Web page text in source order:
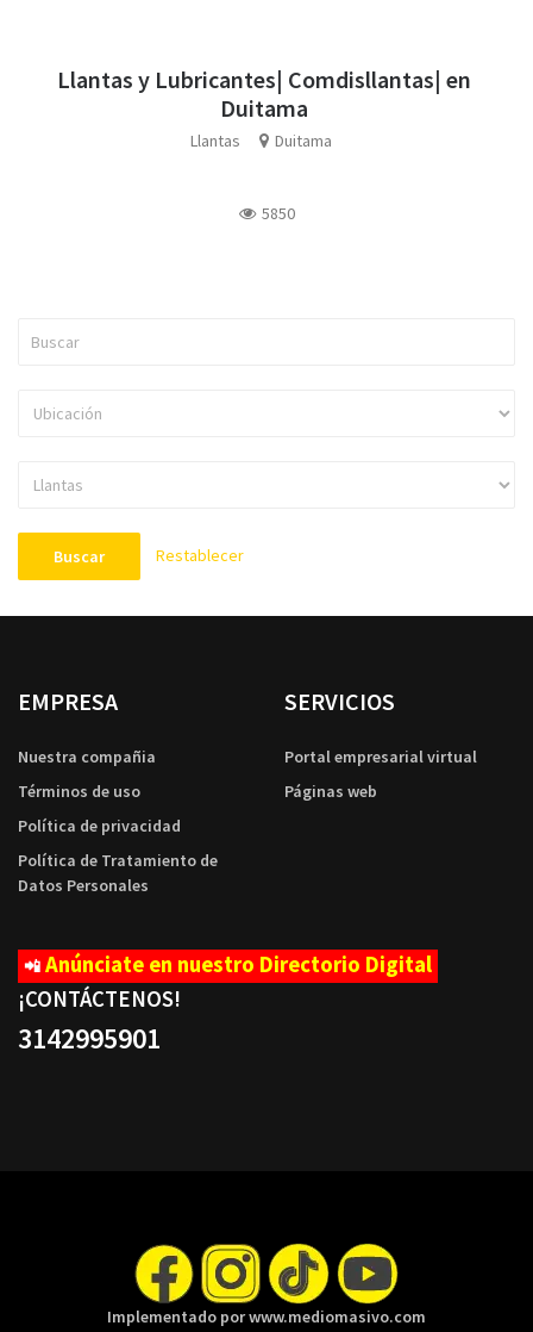
Llantas y Lubricantes| Comdisllantas| en
Duitama
Llantas Duitama
5850
Buscar Restablecer
EMPRESA
Nuestra compañia
Términos de uso
Política de privacidad
Política de Tratamiento de
Datos Personales
SERVICIOS
Portal empresarial virtual
Páginas web
📲 Anúnciate en nuestro Directorio Digital
¡CONTÁCTENOS!
3142995901
Implementado por www.mediomasivo.com